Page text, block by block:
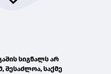
სიგნალს არ
შესაძლოა, საქმე